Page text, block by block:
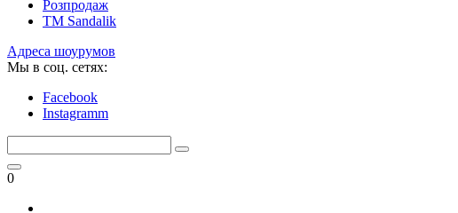
Розпродаж
TM Sandalik
Адреса шоурумов
Мы в соц. сетях:
Facebook
Instagramm
0